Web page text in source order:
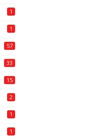
1
1
57
33
15
2
1
1